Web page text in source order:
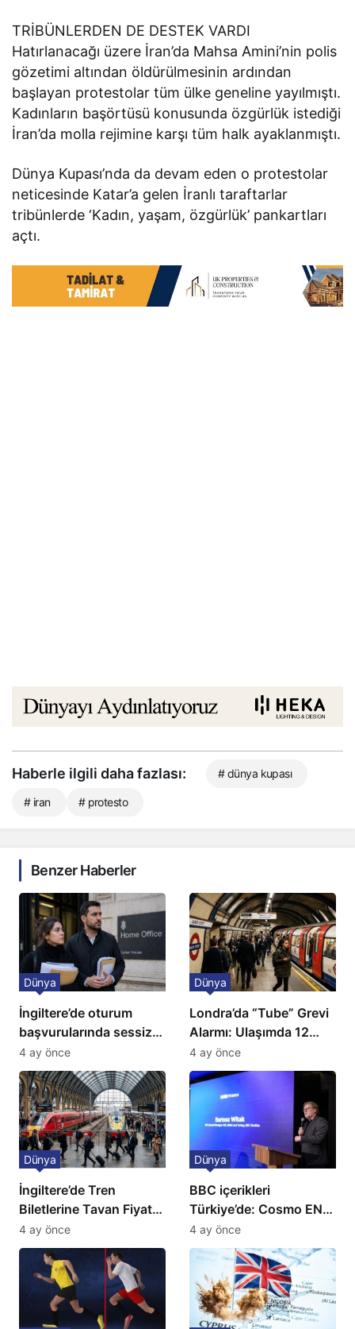
TRİBÜNLERDEN DE DESTEK VARDI
Hatırlanacağı üzere İran’da Mahsa Amini’nin polis
gözetimi altından öldürülmesinin ardından
başlayan protestolar tüm ülke geneline yayılmıştı.
Kadınların başörtüsü konusunda özgürlük istediği
İran’da molla rejimine karşı tüm halk ayaklanmıştı.
Dünya Kupası’nda da devam eden o protestolar
neticesinde Katar’a gelen İranlı taraftarlar
tribünlerde ‘Kadın, yaşam, özgürlük’ pankartları
açtı.
Haberle ilgili daha fazlası: # dünya kupası
# iran # protesto
Benzer Haberler
İngiltere’de oturum
başvurularında sessiz
kriz: Büyükelçilikten
açıklama!
Dünya
4 ay önce
Londra’da “Tube” Grevi
Alarmı: Ulaşımda 12
Günlük Kaos Kapıda
Dünya
4 ay önce
İngiltere’de Tren
Biletlerine Tavan Fiyat:
Ulaşımda Yeni
Düzenleme
Dünya
4 ay önce
BBC içerikleri
Türkiye’de: Cosmo EN
ve BBC Player yayında
Dünya
4 ay önce